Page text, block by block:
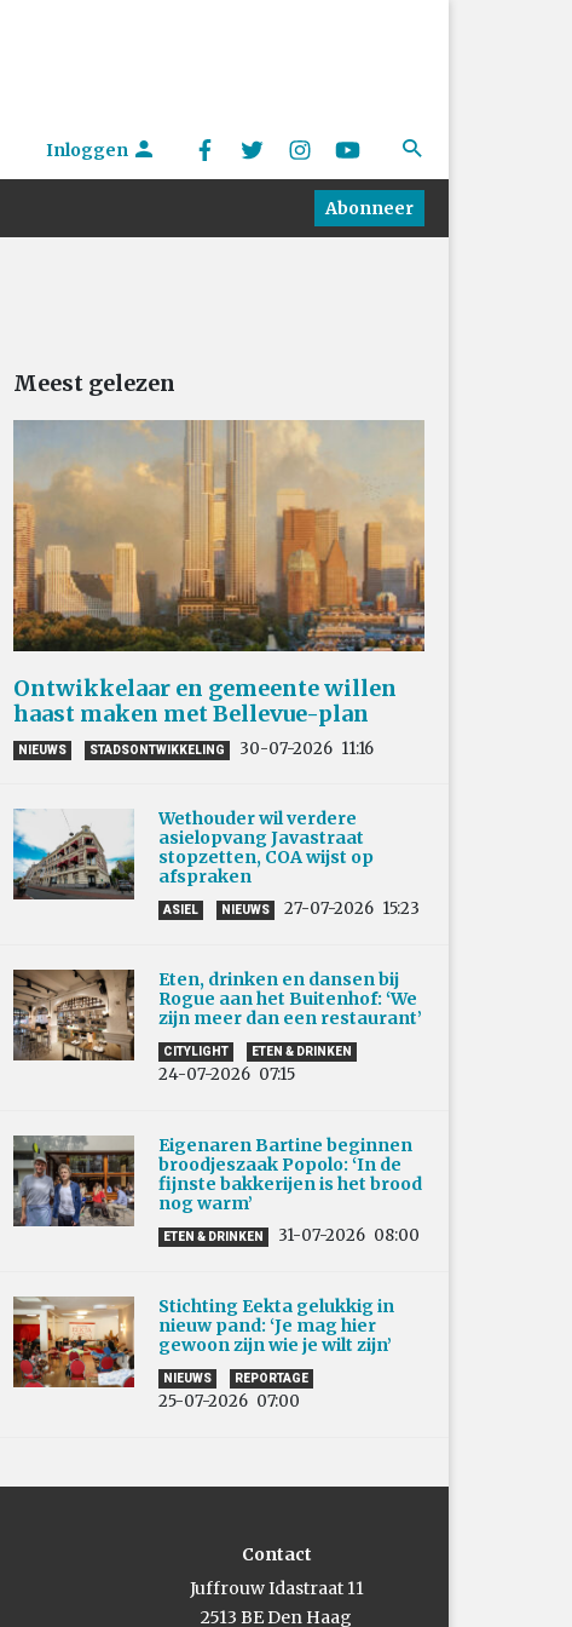
Inloggen
Abonneer
Meest gelezen
Ontwikkelaar en gemeente willen
haast maken met Bellevue-plan
NIEUWS STADSONTWIKKELING 30-07-2026 11:16
Wethouder wil verdere
asielopvang Javastraat
stopzetten, COA wijst op
afspraken
ASIEL NIEUWS 27-07-2026 15:23
Eten, drinken en dansen bij
Rogue aan het Buitenhof: ‘We
zijn meer dan een restaurant’
CITYLIGHT ETEN & DRINKEN
24-07-2026 07:15
Eigenaren Bartine beginnen
broodjeszaak Popolo: ‘In de
fijnste bakkerijen is het brood
nog warm’
ETEN & DRINKEN 31-07-2026 08:00
Stichting Eekta gelukkig in
nieuw pand: ‘Je mag hier
gewoon zijn wie je wilt zijn’
NIEUWS REPORTAGE
25-07-2026 07:00
Contact
Juffrouw Idastraat 11
2513 BE Den Haag